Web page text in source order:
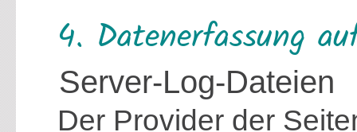
4. Datenerfassung
Server-Log-Dateien
Der Provider der